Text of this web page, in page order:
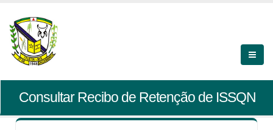
Consultar Recibo de Retenção de ISSQN